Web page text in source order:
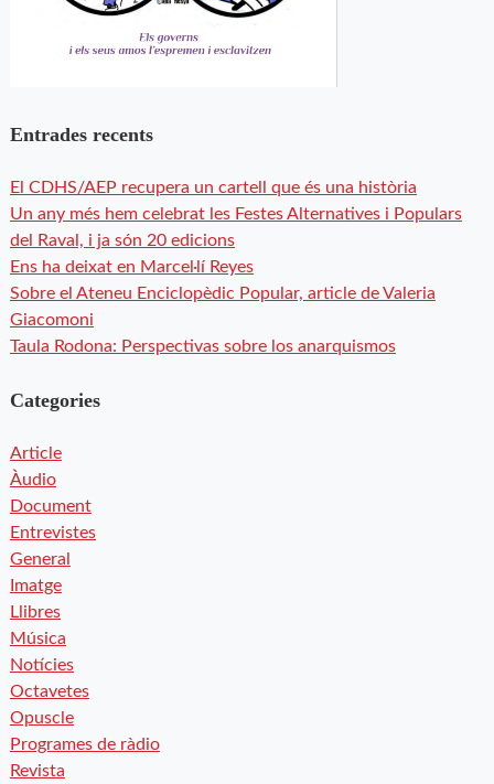
Entrades recents
El CDHS/AEP recupera un cartell que és una història
Un any més hem celebrat les Festes Alternatives i Populars
del Raval, i ja són 20 edicions
Ens ha deixat en Marcel·lí Reyes
Sobre el Ateneu Enciclopèdic Popular, article de Valeria
Giacomoni
Taula Rodona: Perspectivas sobre los anarquismos
Categories
Article
Àudio
Document
Entrevistes
General
Imatge
Llibres
Música
Notícies
Octavetes
Opuscle
Programes de ràdio
Revista